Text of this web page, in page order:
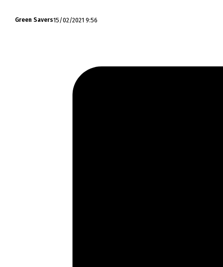
Green Savers15/02/2021 9:56